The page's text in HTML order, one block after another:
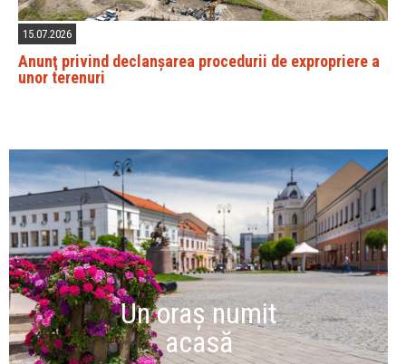
15.07.2026
Anunţ privind declanșarea procedurii de expropriere a
unor terenuri
Un oraș numit
acasă